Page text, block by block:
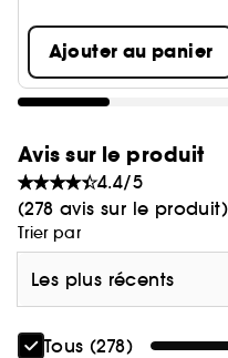
Ajouter au panier
Avis sur le produit
4.4/5
(278 avis sur le produit)
Trier par
Les plus récents
Tous (278)